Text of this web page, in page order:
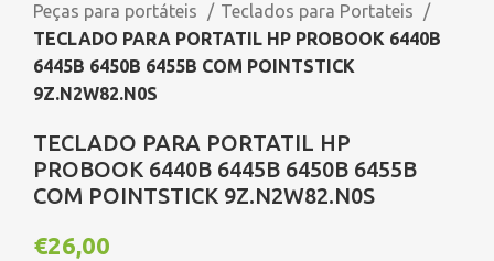
Peças para portáteis
Teclados para Portateis
TECLADO PARA PORTATIL HP PROBOOK 6440B
6445B 6450B 6455B COM POINTSTICK
9Z.N2W82.N0S
TECLADO PARA PORTATIL HP
PROBOOK 6440B 6445B 6450B 6455B
COM POINTSTICK 9Z.N2W82.N0S
€26,00